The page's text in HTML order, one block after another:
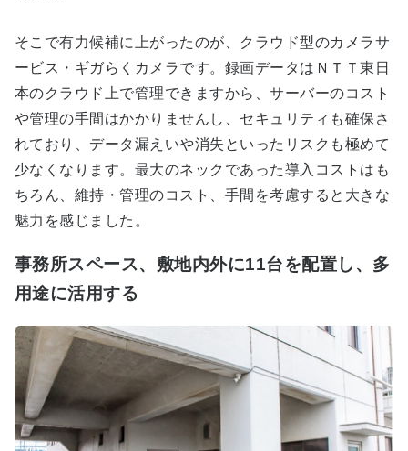
そこで有力候補に上がったのが、クラウド型のカメラサ
ービス・ギガらくカメラです。録画データはＮＴＴ東日
本のクラウド上で管理できますから、サーバーのコスト
や管理の手間はかかりませんし、セキュリティも確保さ
れており、データ漏えいや消失といったリスクも極めて
少なくなります。最大のネックであった導入コストはも
ちろん、維持・管理のコスト、手間を考慮すると大きな
魅力を感じました。
事務所スペース、敷地内外に11台を配置し、多
用途に活用する